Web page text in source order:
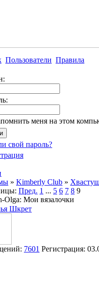
Пользователи Правила
меня на этом
свой пароль?
» Kimberly Club »
Пред. 1 ... 5 6 7 8 9
Olga: Мои вязалочки
Шкрет
7601 Регистрация: